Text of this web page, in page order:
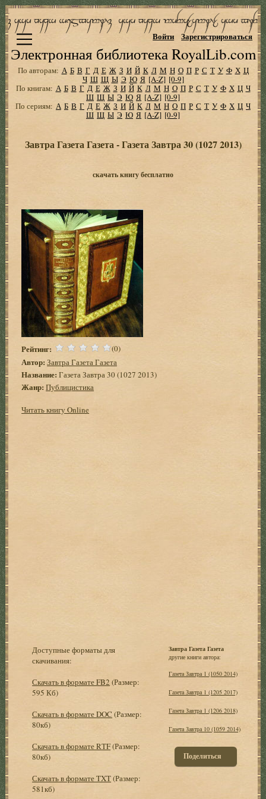
Электронная библиотека RoyalLib.com
Войти Зарегистрироваться
По авторам: А Б В Г Д Е Ж З И Й К Л М Н О П Р С Т У Ф Х Ц
Ч Ш Щ Ы Э Ю Я [A-Z] [0-9]
По книгам: А Б В Г Д Е Ж З И Й К Л М Н О П Р С Т У Ф Х Ц Ч
Ш Щ Ы Э Ю Я [A-Z] [0-9]
По сериям: А Б В Г Д Е Ж З И Й К Л М Н О П Р С Т У Ф Х Ц Ч
Ш Щ Ы Э Ю Я [A-Z] [0-9]
Завтра Газета Газета - Газета Завтра 30 (1027 2013)
скачать книгу бесплатно
Рейтинг: (0)
Автор: Завтра Газета Газета
Название: Газета Завтра 30 (1027 2013)
Жанр: Публицистика
Читать книгу Online
Доступные форматы для
скачивания:
Скачать в формате FB2 (Размер:
595 Кб)
Скачать в формате DOC (Размер:
80кб)
Скачать в формате RTF(Размер:
80кб)
Скачать в формате TXT(Размер:
581кб)
Завтра Газета Газета
другие книги автора:
Газета Завтра 1 (1050 2014)
Газета Завтра 1 (1205 2017)
Газета Завтра 1 (1206 2018)
Газета Завтра 10 (1059 2014)
Поделиться